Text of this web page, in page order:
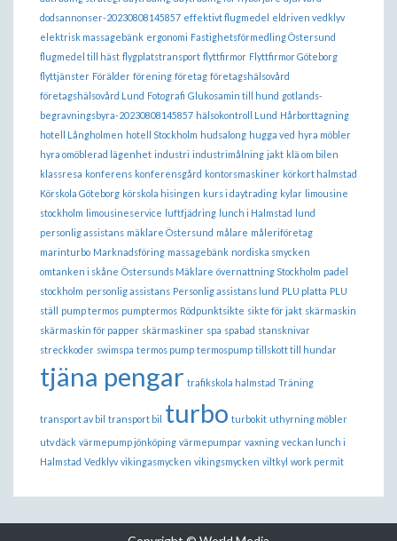
dodsannonser-20230808145857 effektivt flugmedel eldriven vedklyv
elektrisk massagebänk ergonomi Fastighetsförmedling Östersund
flugmedel till häst flygplatstransport flyttfirmor Flyttfirmor Göteborg
flyttjänster Förälder förening företag företagshälsovård
företagshälsovård Lund Fotografi Glukosamin till hund gotlands-
begravningsbyra-20230808145857 hälsokontroll Lund Hårborttagning
hotell Långholmen hotell Stockholm hudsalong hugga ved hyra möbler
hyra omöblerad lägenhet industri industrimålning jakt klä om bilen
klassresa konferens konferensgård kontorsmaskiner körkort halmstad
Körskola Göteborg körskola hisingen kurs i daytrading kylar limousine
stockholm limousineservice luftfjädring lunch i Halmstad lund
personlig assistans mäklare Östersund målare måleriföretag
marinturbo Marknadsföring massagebänk nordiska smycken
omtanken i skåne Östersunds Mäklare övernattning Stockholm padel
stockholm personlig assistans Personlig assistans lund PLU platta PLU
ställ pump termos pumptermos Rödpunktsikte sikte för jakt skärmaskin
skärmaskin för papper skärmaskiner spa spabad stansknivar
streckkoder swimspa termos pump termospump tillskott till hundar
tjäna pengar trafikskola halmstad Träning
transport av bil transport bil turbo turbokit uthyrning möbler
utv däck värmepump jönköping värmepumpar vaxning veckan lunch i
Halmstad Vedklyv vikingasmycken vikingsmycken viltkyl work permit